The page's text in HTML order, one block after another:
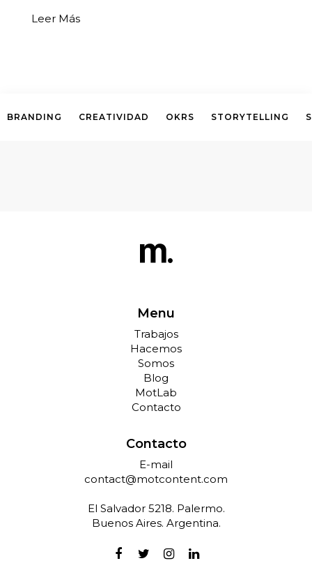
Leer Más
BRANDING CREATIVIDAD OKRS STORYTELLING
Menu
Trabajos
Hacemos
Somos
Blog
MotLab
Contacto
Contacto
E-mail
contact@motcontent.com
El Salvador 5218. Palermo.
Buenos Aires. Argentina.